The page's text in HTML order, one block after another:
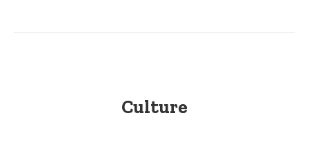
Culture